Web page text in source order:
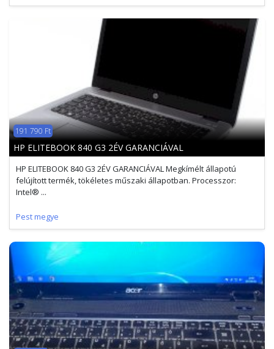
191 790 Ft
HP ELITEBOOK 840 G3 2ÉV GARANCIÁVAL
HP ELITEBOOK 840 G3 2ÉV GARANCIÁVAL Megkímélt állapotú
felújított termék, tökéletes műszaki állapotban. Processzor:
Intel® ...
Pest megye